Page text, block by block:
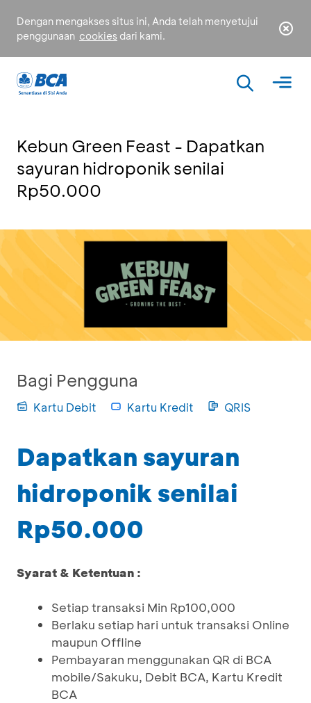
Dengan mengakses situs ini, Anda telah menyetujui
penggunaan cookies dari kami.
Kebun Green Feast - Dapatkan
sayuran hidroponik senilai
Rp50.000
Bagi Pengguna
Kartu Debit Kartu Kredit QRIS
Dapatkan sayuran
hidroponik senilai
Rp50.000
Syarat & Ketentuan :
Setiap transaksi Min Rp100,000
Berlaku setiap hari untuk transaksi Online
maupun Offline
Pembayaran menggunakan QR di BCA
mobile/Sakuku, Debit BCA, Kartu Kredit
BCA